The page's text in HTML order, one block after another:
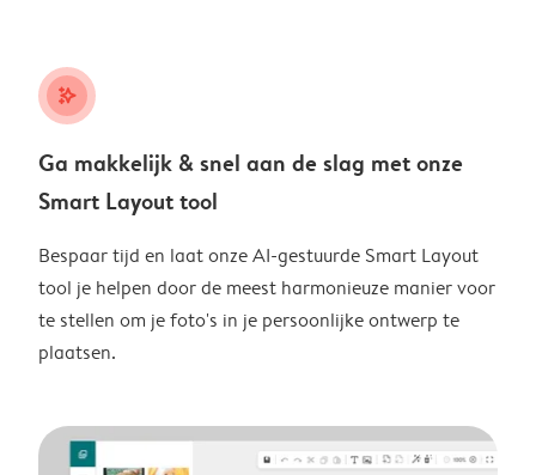
stars_plus
Ga makkelijk & snel aan de slag met onze
Smart Layout tool
Bespaar tijd en laat onze AI-gestuurde Smart Layout
tool je helpen door de meest harmonieuze manier voor
te stellen om je foto's in je persoonlijke ontwerp te
plaatsen.